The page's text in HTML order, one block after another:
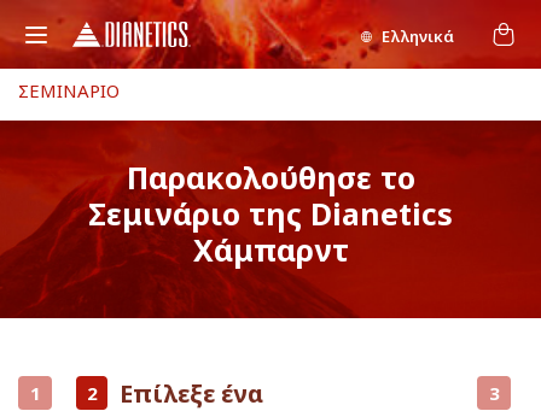
Ελληνικά
ΣΕΜΙΝΑΡΙΟ
Παρακολούθησε το
Σεμινάριο της Dianetics
Χάμπαρντ
1 2
Επίλεξε ένα
3